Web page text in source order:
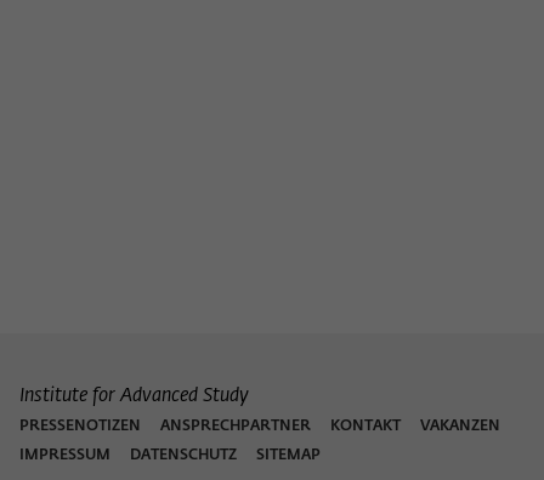
Institute for Advanced Study
PRESSENOTIZEN ANSPRECHPARTNER KONTAKT
VAKANZEN
IMPRESSUM
DATENSCHUTZ SITEMAP